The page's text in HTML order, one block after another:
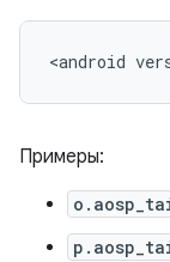
Примеры: